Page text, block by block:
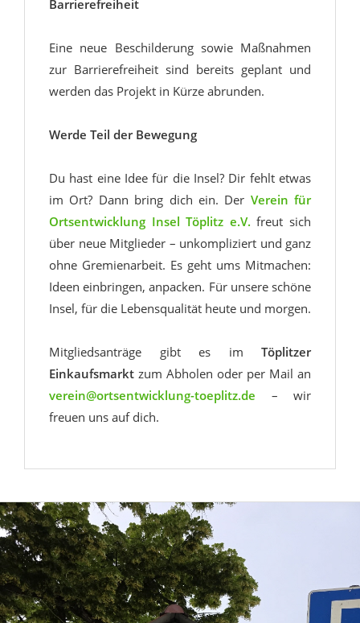
Barrierefreiheit
Eine neue Beschilderung sowie Maßnahmen
zur Barrierefreiheit sind bereits geplant und
werden das Projekt in Kürze abrunden.
Werde Teil der Bewegung
Du hast eine Idee für die Insel? Dir fehlt etwas
im Ort? Dann bring dich ein. Der Verein für
Ortsentwicklung Insel Töplitz e.V. freut sich
über neue Mitglieder – unkompliziert und ganz
ohne Gremienarbeit. Es geht ums Mitmachen:
Ideen einbringen, anpacken. Für unsere schöne
Insel, für die Lebensqualität heute und morgen.
Mitgliedsanträge gibt es im Töplitzer
Einkaufsmarkt zum Abholen oder per Mail an
verein@ortsentwicklung-toeplitz.de – wir
freuen uns auf dich.